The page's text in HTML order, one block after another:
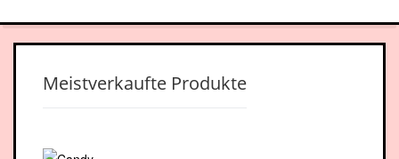
Meistverkaufte Produkte